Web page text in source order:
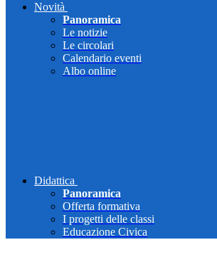
Novità
Panoramica
Le notizie
Le circolari
Calendario eventi
Albo online
Didattica
Panoramica
Offerta formativa
I progetti delle classi
Educazione Civica